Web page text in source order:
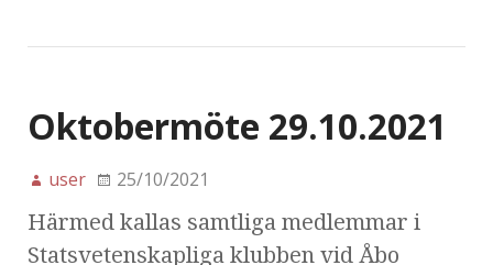
Oktobermöte 29.10.2021
user 25/10/2021
Härmed kallas samtliga medlemmar i
Statsvetenskapliga klubben vid Åbo